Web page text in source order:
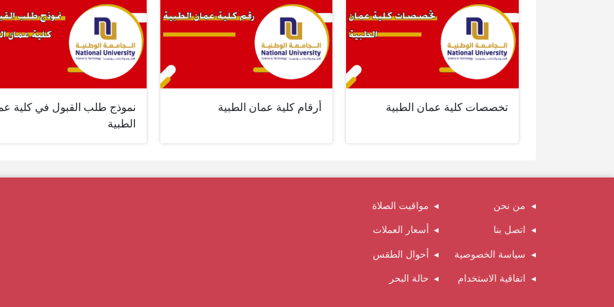
تخصصات كلية عمان الطبية أرقام كلية عمان الطبية
نموذج طلب القبول في كلية
الطبية
من نحن
اتصل بنا
سياسة الخصوصية
اتفاقية الاستخدام
مواقيت الصلاة
أسعار العملات
أحوال الطقس
حالة البحر